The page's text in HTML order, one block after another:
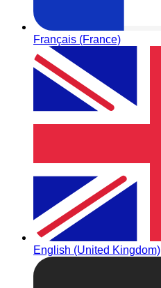
Français (France)
English (United Kingdom)